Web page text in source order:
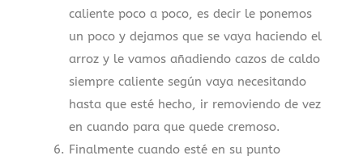
caliente poco a poco, es decir le ponemos
un poco y dejamos que se vaya haciendo el
arroz y le vamos añadiendo cazos de caldo
siempre caliente según vaya necesitando
hasta que esté hecho, ir removiendo de vez
en cuando para que quede cremoso.
Finalmente cuando esté en su punto